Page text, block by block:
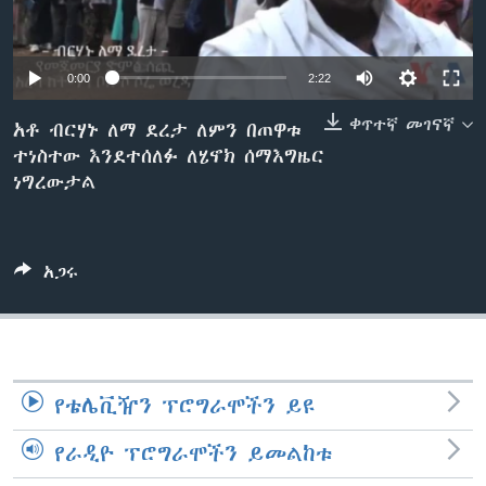
ቋንቋዎች
0:00 2:22
ቀጥተኛ መገናኛ
አቶ ብርሃኑ ለማ ደረታ ለምን በጠዋቱ
ተነስተው እንደተሰለፉ ለሄኖክ ሰማእግዜር
ነግረውታል
አጋሩ
የቴሌቪዥን ፕሮግራሞችን ይዩ
የራዲዮ ፕሮግራሞችን ይመልከቱ